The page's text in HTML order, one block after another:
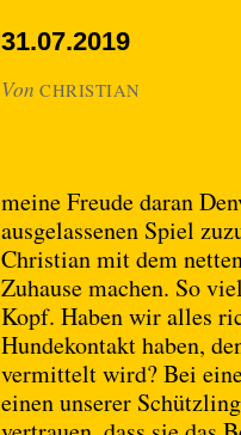
31.07.2019
Von CHRISTIAN
meine Freude daran
ausgelassenen Spiel
Christian mit dem
Zuhause machen. So
Kopf. Haben wir alles
Hundekontakt haben,
vermittelt wird? Bei
einen unserer